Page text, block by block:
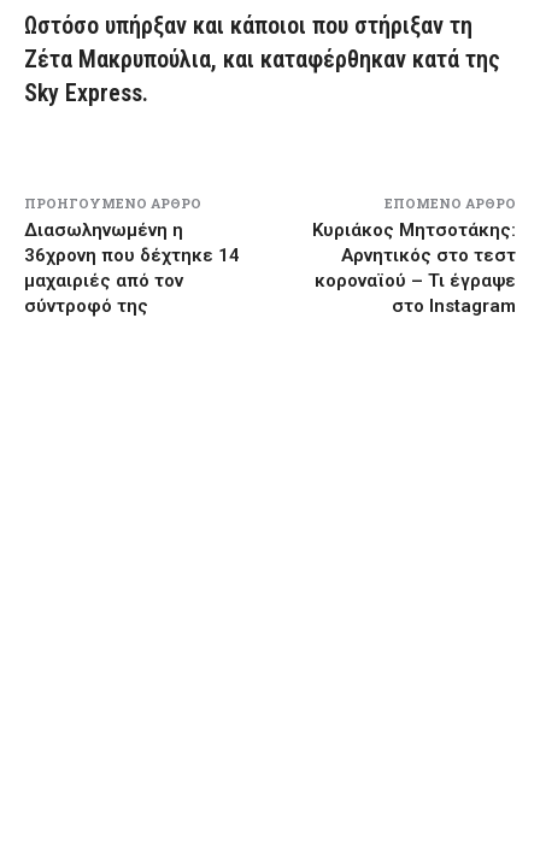
Ωστόσο υπήρξαν και κάποιοι που στήριξαν τη
Ζέτα Μακρυπούλια, και καταφέρθηκαν κατά της
Sky Express.
ΠΡΟΗΓΟΎΜΕΝΟ ΆΡΘΡΟ
Διασωληνωμένη η
36χρονη που δέχτηκε 14
μαχαιριές από τον
σύντροφό της
ΕΠΌΜΕΝΟ ΆΡΘΡΟ
Κυριάκος Μητσοτάκης:
Αρνητικός στο τεστ
κοροναϊού – Τι έγραψε
στο Instagram